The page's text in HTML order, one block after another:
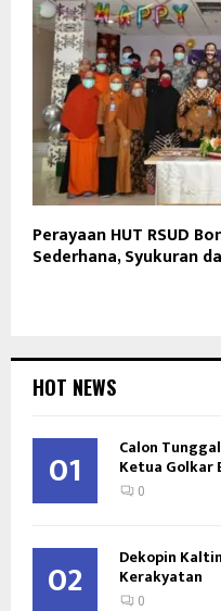
Perayaan HUT RSUD
Sederhana, Syukuran
HOT NEWS
01 Calon
Ketua Golkar
0
02 Dekopin
Kerakyatan
0